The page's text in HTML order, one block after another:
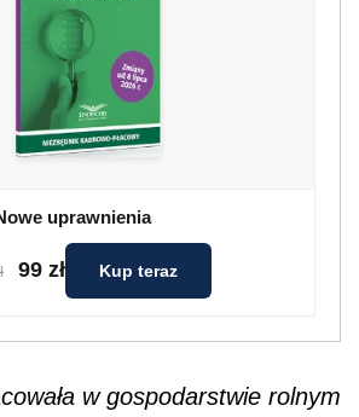
uprawnienia
99 zł Kup teraz
w gospodarstwie rolnym